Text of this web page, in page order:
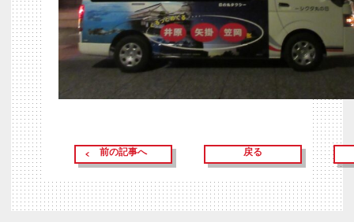
前の記事へ 戻る